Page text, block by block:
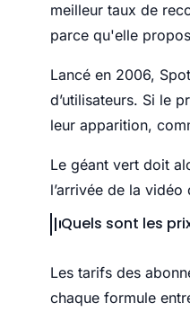
meilleur taux de
parce qu'elle
Lancé en 2006,
d’utilisateurs. Si le
leur apparition,
Le géant vert doit
l’arrivée de la
Quels sont les
Les tarifs des
chaque formule